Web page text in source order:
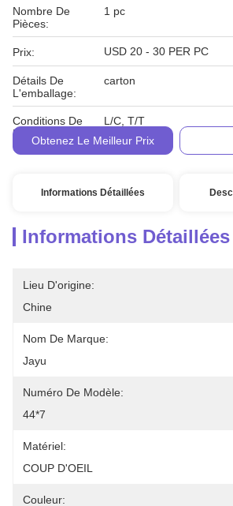
Nombre De
Pièces:
1 pc
Prix: USD 20 - 30 PER PC
Détails De
L'emballage:
carton
Conditions De
Paiement:
L/C, T/T
Obtenez Le Meilleur Prix
Informations Détaillées
Informations Détaillées
Lieu D'origine:
Chine
Nom De Marque:
Jayu
Numéro De Modèle:
44*7
Matériel:
COUP D'OEIL
Couleur: